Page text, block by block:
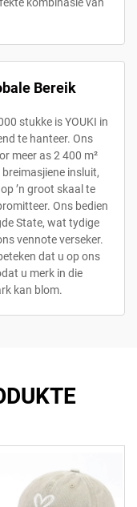
Bereik
stukke is YOUKI in
te hanteer. Ons
meer as 2 400 m²
insluit,
’n groot skaal te
Ons bedien
State, wat tydige
vennote verseker.
dat u op ons
u merk in die
kan blom.